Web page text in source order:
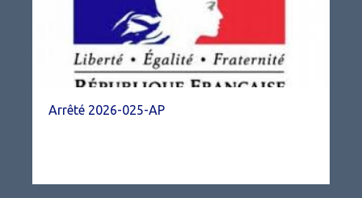
Arrêté 2026-025-AP